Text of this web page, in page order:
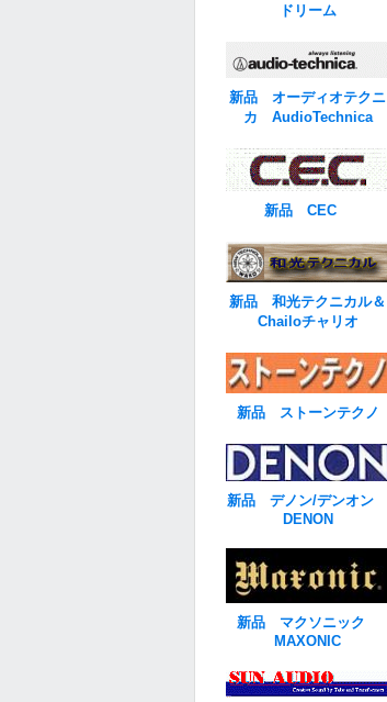
ドリーム
新品 オーディオテクニ
カ AudioTechnica
新品 CEC
新品 和光テクニカル＆
Chailoチャリオ
新品 ストーンテクノ
新品 デノン/デンオン
DENON
新品 マクソニック
MAXONIC